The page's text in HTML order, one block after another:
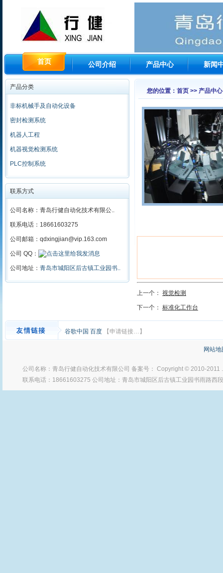
首页 公司介绍 产品中心 新闻
产品分类
非标机械手及自动化设备
密封检测系统
机器人工程
机器视觉检测系统
PLC控制系统
联系方式
公司名称：青岛行健自动化技术有限公..
联系电话：18661603275
公司邮箱：qdxingjian@vip.163.com
公司 QQ：
公司地址： 青岛市城阳区后古镇工业园书..
您的位置：首页 >> 产品中
上一个： 视觉检测
下一个： 标准化工作台
谷歌中国 百度 【申请链接…】
网站地
公司名称：青岛行健自动化技术有限公司 备案号： Copyright © 2010-2011
联系电话：18661603275 公司地址：青岛市城阳区后古镇工业园书雨路西